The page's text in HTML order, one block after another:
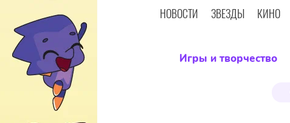
НОВОСТИ ЗВЕЗДЫ КИНО
Игры и творчество